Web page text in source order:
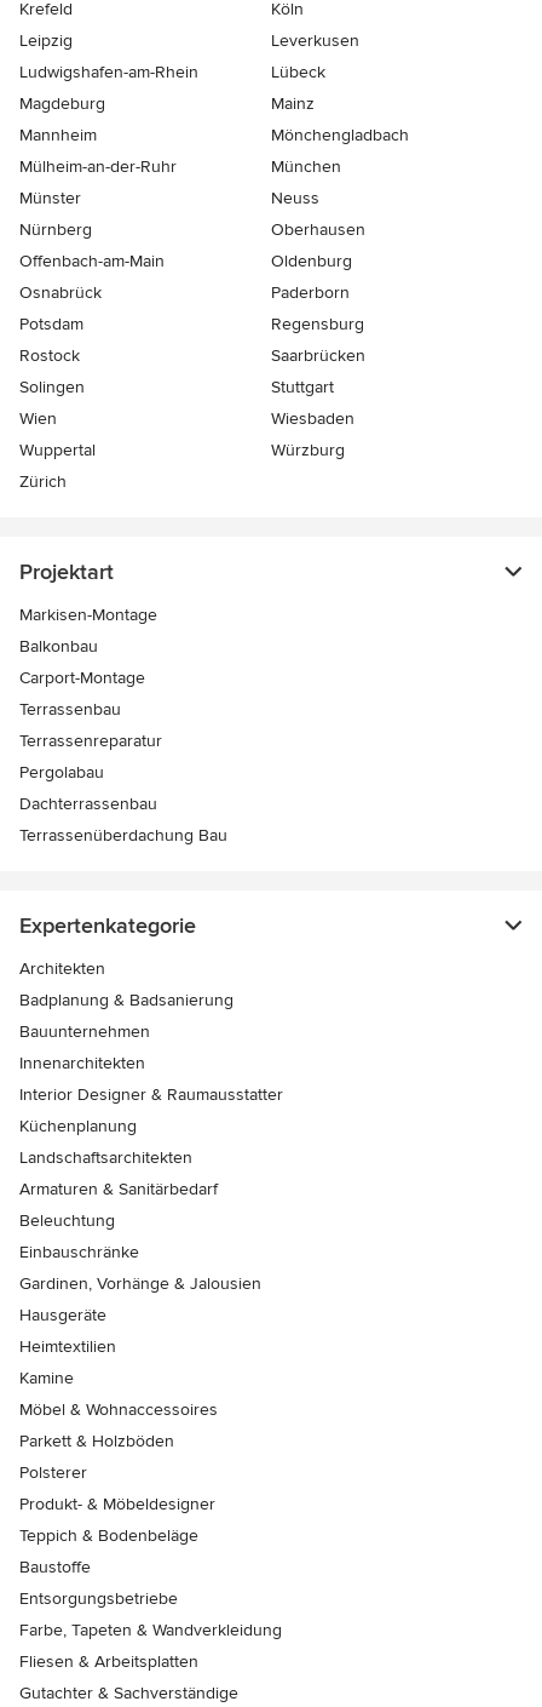
Krefeld
Köln
Leipzig
Leverkusen
Ludwigshafen-am-Rhein
Lübeck
Magdeburg
Mainz
Mannheim
Mönchen­gladbach
Mülheim-an-der-Ruhr
München
Münster
Neuss
Nürnberg
Oberhausen
Offenbach-am-Main
Oldenburg
Osnabrück
Paderborn
Potsdam
Regensburg
Rostock
Saarbrücken
Solingen
Stuttgart
Wien
Wiesbaden
Wuppertal
Würzburg
Zürich
Projektart
Markisen-Montage
Balkonbau
Carport-Montage
Terrassenbau
Terrassenreparatur
Pergolabau
Dachterrassenbau
Terrassenüberdachung Bau
Expertenkategorie
Architekten
Badplanung & Badsanierung
Bauunternehmen
Innenarchitekten
Interior Designer & Raumausstatter
Küchenplanung
Landschaftsarchitekten
Armaturen & Sanitärbedarf
Beleuchtung
Einbauschränke
Gardinen, Vorhänge & Jalousien
Hausgeräte
Heimtextilien
Kamine
Möbel & Wohnaccessoires
Parkett & Holzböden
Polsterer
Produkt- & Möbeldesigner
Teppich & Bodenbeläge
Baustoffe
Entsorgungsbetriebe
Farbe, Tapeten & Wandverkleidung
Fliesen & Arbeitsplatten
Gutachter & Sachverständige